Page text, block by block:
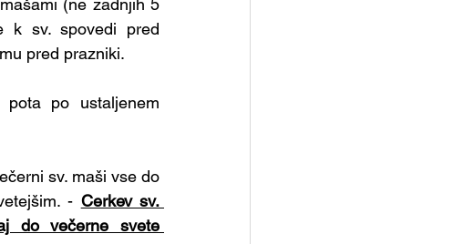
k sv. spovedi pred
pred prazniki.
po ustaljenem
sv. maši vse do
- Cerkev sv.
do večerne svete